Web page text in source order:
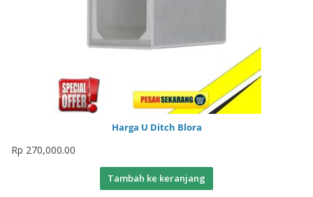
Harga U Ditch Blora
Rp 270,000.00
Tambah ke keranjang